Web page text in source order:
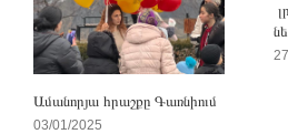
Ամանորյա հրաշքը Գառնիում
03/01/2025